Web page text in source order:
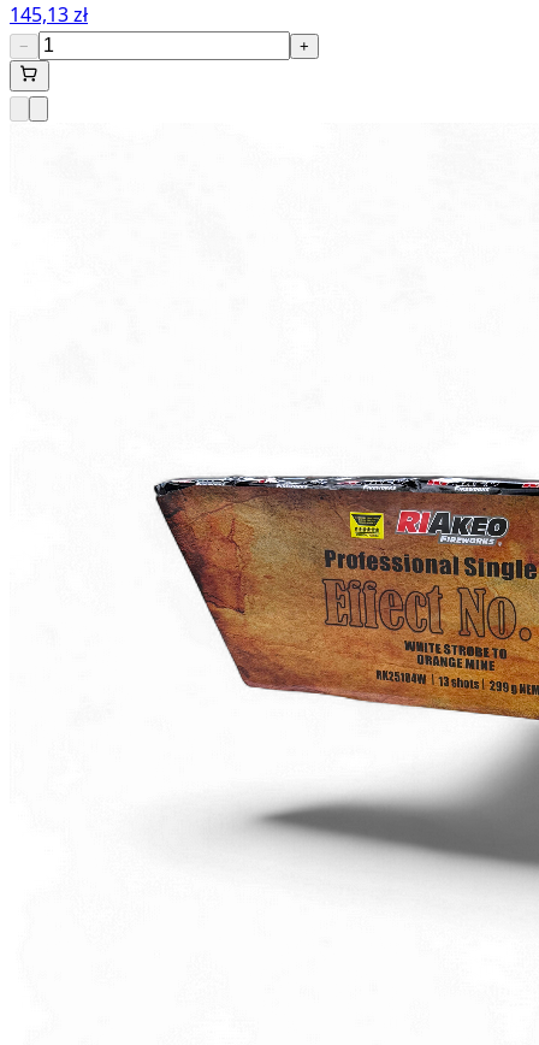
145,13 zł
− +